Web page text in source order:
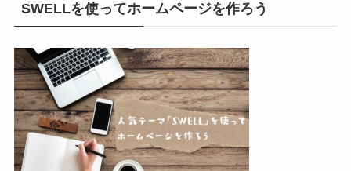
SWELLを使ってホームページを作ろう